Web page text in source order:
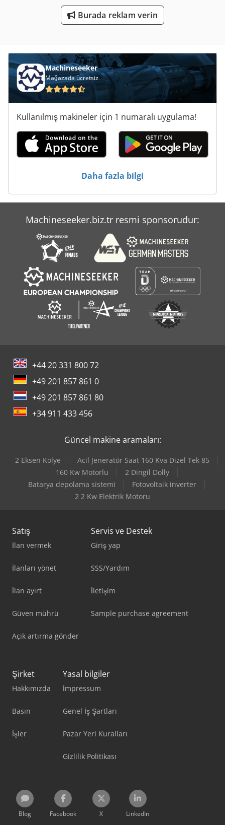
Web Ofset Baskı
Çalışma Araç
Burada reklam verin
Machineseeker
Mağazada ücretsiz
Kullanılmış makineler için 1 numaralı uygulama!
Daha fazla bilgi
Machineseeker.biz.tr resmi sponsorudur:
+44 20 331 800 72
+49 201 857 861 0
+49 201 857 861 80
+34 911 433 456
Güncel makine aramaları:
2 Eksen Kolye
Acil Jeneratör Saat 160 Kva Dizel Tek 85
160 Kw Motorlu
2 Dingil Dolly
Batarya depolama sistemi
Fotovoltaik inverter
2 2 Kw Elektrik Motoru
Satış
İlan vermek
İlanları yönet
İlan ayırt
Güven mührü
Açık artırma gönder
Servis ve Destek
Giriş yap
SSS/Yardım
İletişim
Sample purchase agreement
Şirket
Hakkımızda
Basın
İşler
Yasal bilgiler
İmpressum
Genel İş Şartları
Pazar Yeri Kuralları
Gizlilik Politikası
Blog Facebook X LinkedIn